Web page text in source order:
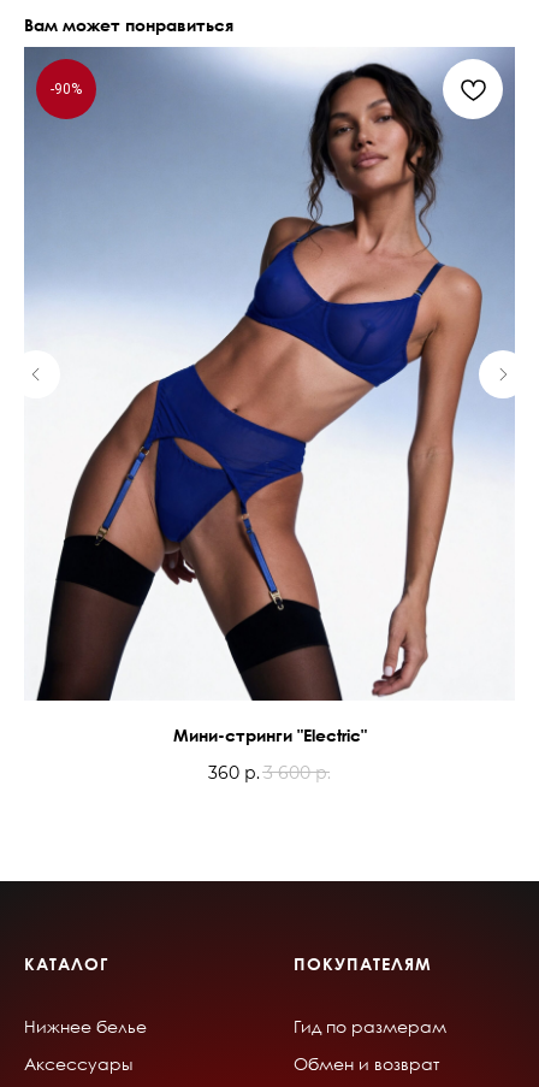
Вам может понравиться
-90%
Мини-стринги "Electric"
360 р.3 600 р.
КАТАЛОГ
Нижнее белье
Аксессуары
ПОКУПАТЕЛЯМ
Гид по размерам
Обмен и возврат